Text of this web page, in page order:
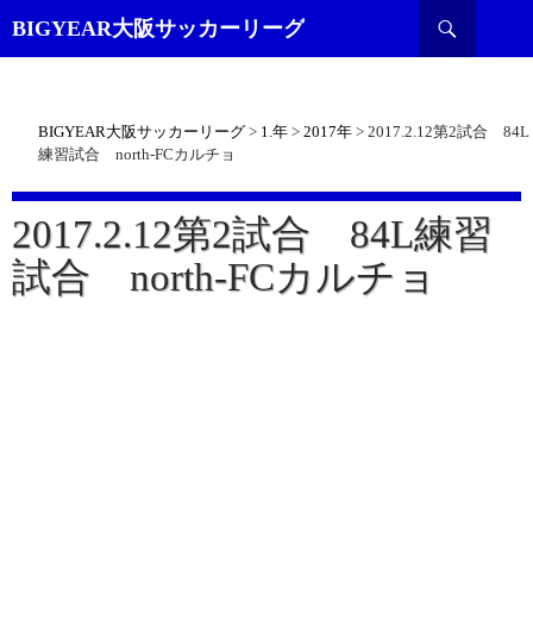
BIGYEAR大阪サッカーリーグ
索
BIGYEAR大阪サッカーリーグ > 1.年 > 2017年 > 2017.2.12第2試合 84L
練習試合 north-FCカルチョ
2017.2.12第2試合 84L練習
試合 north-FCカルチョ